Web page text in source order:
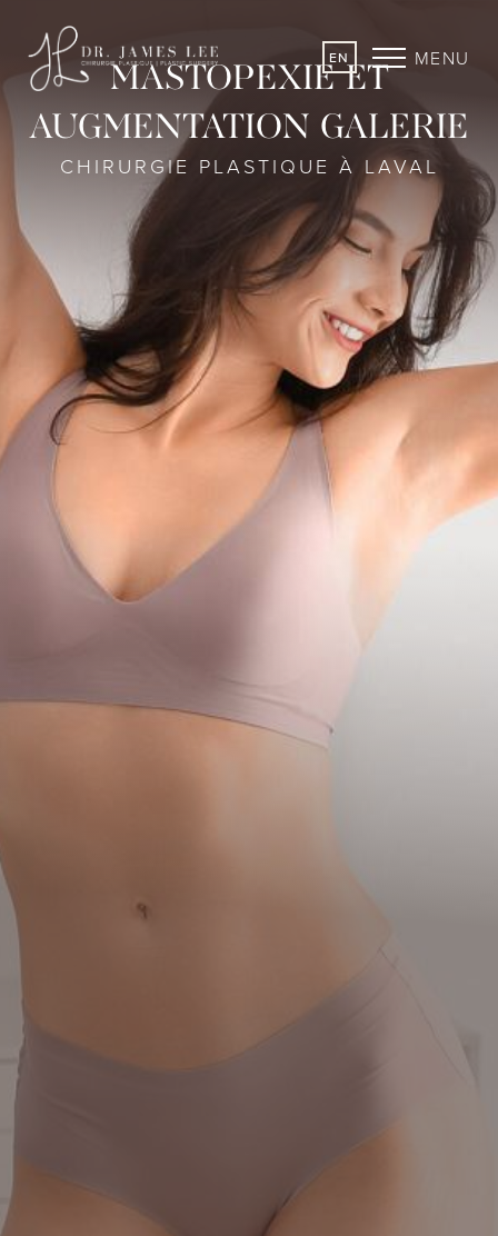
EN MENU
MASTOPEXIE ET
AUGMENTATION GALERIE
CHIRURGIE PLASTIQUE À LAVAL